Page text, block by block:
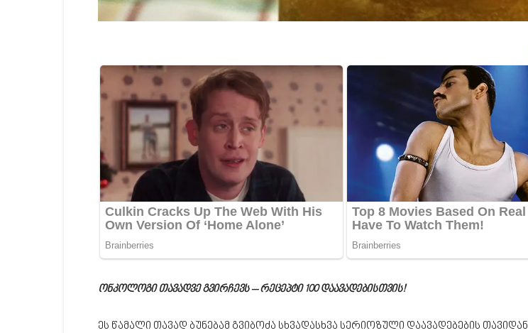
ონკოლოგი თავადვე გვირჩევს – რეცეპტი 100 დაავადებისთვის!
ეს წამალი თავად ბუნებამ გვიბოძა სხვადასხვა სერიოზული დაავადებების თავიდან